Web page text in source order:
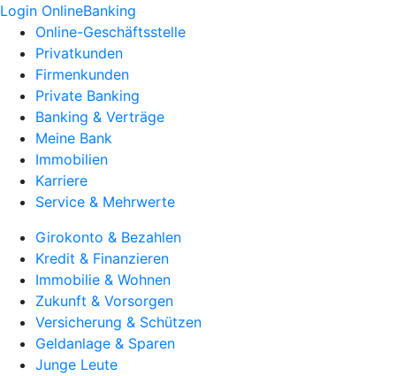
Login OnlineBanking
Online-Geschäftsstelle
Privatkunden
Firmenkunden
Private Banking
Banking & Verträge
Meine Bank
Immobilien
Karriere
Service & Mehrwerte
Girokonto & Bezahlen
Kredit & Finanzieren
Immobilie & Wohnen
Zukunft & Vorsorgen
Versicherung & Schützen
Geldanlage & Sparen
Junge Leute